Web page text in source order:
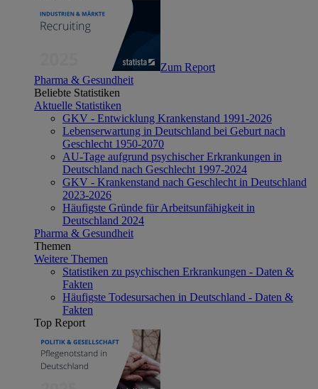
Zum Report
Pharma & Gesundheit
Beliebte Statistiken
Aktuelle Statistiken
GKV - Entwicklung Krankenstand 1991-2026
Lebenserwartung in Deutschland bei Geburt nach
Geschlecht 1950-2070
AU-Tage aufgrund psychischer Erkrankungen in
Deutschland nach Geschlecht 1997-2024
GKV - Krankenstand nach Geschlecht in Deutschland
2023-2026
Häufigste Gründe für Arbeitsunfähigkeit in
Deutschland 2024
Pharma & Gesundheit
Themen
Weitere Themen
Statistiken zu psychischen Erkrankungen - Daten &
Fakten
Häufigste Todesursachen in Deutschland - Daten &
Fakten
Top Report